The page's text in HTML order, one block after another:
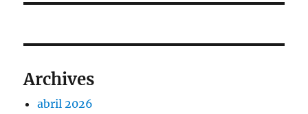
Archives
abril 2026